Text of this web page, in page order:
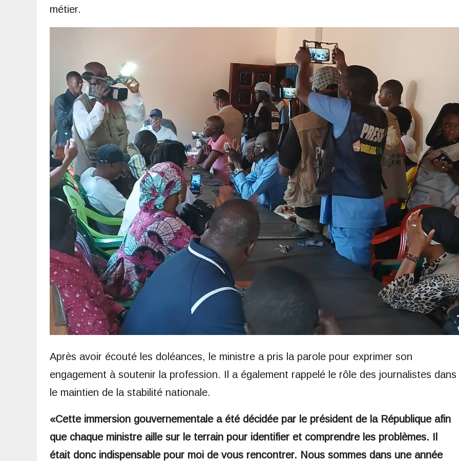
métier.
Après avoir écouté les doléances, le ministre a pris la parole pour exprimer son
engagement à soutenir la profession. Il a également rappelé le rôle des journalistes dans
le maintien de la stabilité nationale.
«Cette immersion gouvernementale a été décidée par le président de la République afin
que chaque ministre aille sur le terrain pour identifier et comprendre les problèmes. Il
était donc indispensable pour moi de vous rencontrer. Nous sommes dans une année